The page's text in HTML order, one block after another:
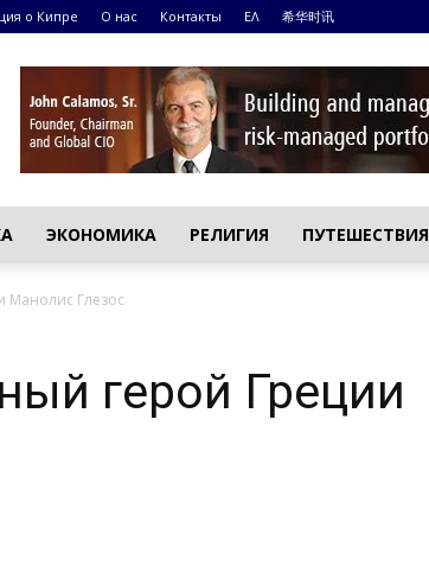
о Кипре О нас Контакты ΕΛ 希华时讯
ЭКОНОМИКА РЕЛИГИЯ ПУТЕШЕСТВИЯ
Манолис Глезос
герой Греции